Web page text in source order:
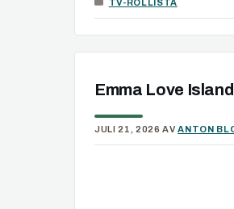
TV-ROLLISTA
Emma Love
JULI 21, 2026 AVANTON